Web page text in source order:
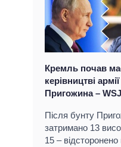
Кремль почав
керівництві
Пригожина – WSJ
Після бунту
затримано 13
15 –